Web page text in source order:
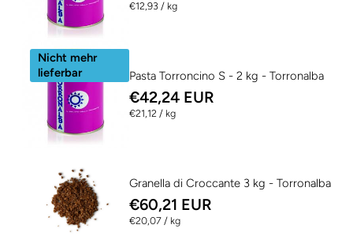
€12,93 / per
kg
Nicht mehr
lieferbar
Pasta Torroncino S - 2 kg - Torronalba
€42,24 EUR
€21,12 / per
kg
Granella di Croccante 3 kg - Torronalba
€60,21 EUR
€20,07 / per
kg